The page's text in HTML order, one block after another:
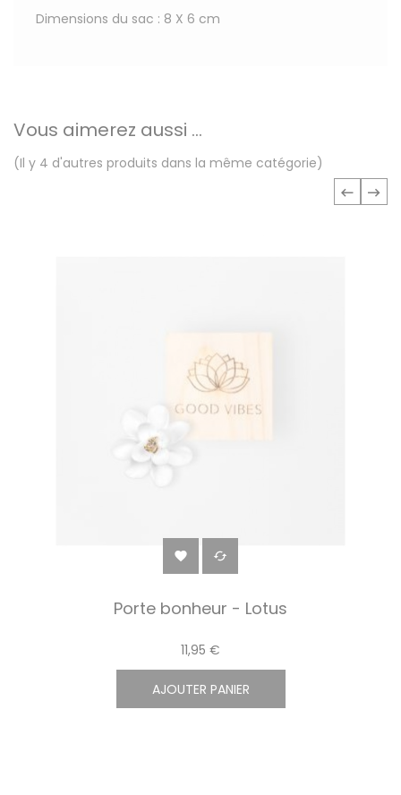
Dimensions du sac : 8 X 6 cm
Vous aimerez aussi ...
(Il y 4 d'autres produits dans la même catégorie)
 
Porte bonheur - Lotus
11,95 €
AJOUTER PANIER